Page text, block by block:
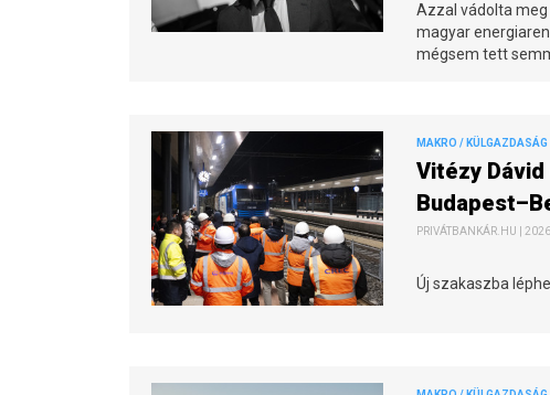
Azzal vádolta
magyar
mégsem tett
MAKRO / KÜLGAZDASÁG
Vitézy
PRIVÁTBANKÁR.HU |
Új szakaszba